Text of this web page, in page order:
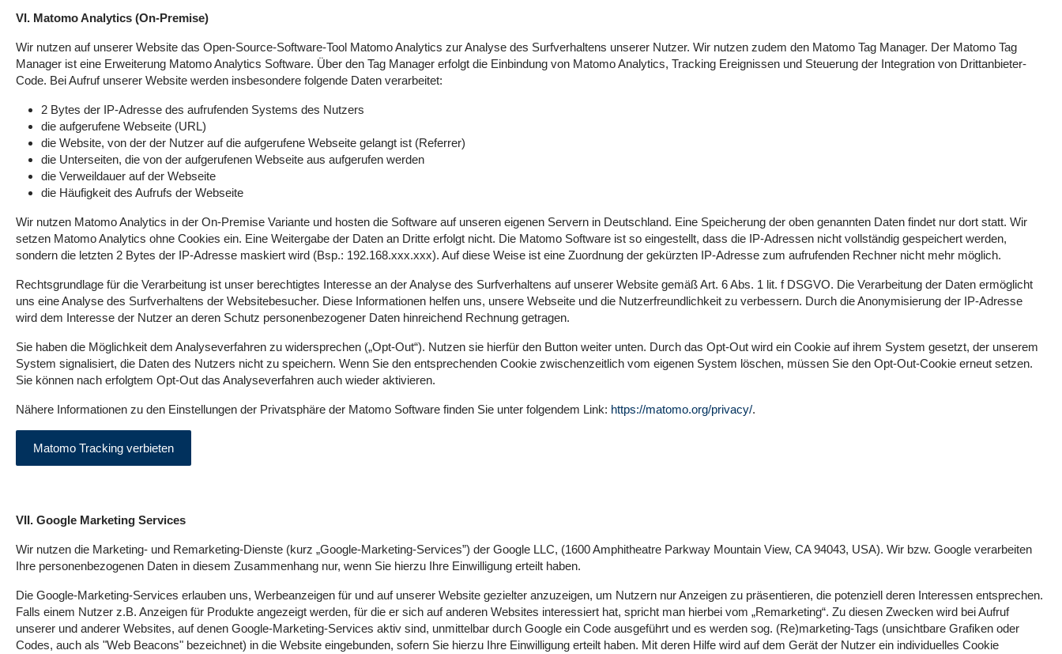
VI. Matomo Analytics (On-Premise)
Wir nutzen auf unserer Website das Open-Source-Software-Tool Matomo Analytics zur Analyse des Surfverhaltens unserer Nutzer. Wir nutzen zudem den Matomo Tag Manager. Der Matomo Tag
Manager ist eine Erweiterung Matomo Analytics Software. Über den Tag Manager erfolgt die Einbindung von Matomo Analytics, Tracking Ereignissen und Steuerung der Integration von Drittanbieter-
Code. Bei Aufruf unserer Website werden insbesondere folgende Daten verarbeitet:
2 Bytes der IP-Adresse des aufrufenden Systems des Nutzers
die aufgerufene Webseite (URL)
die Website, von der der Nutzer auf die aufgerufene Webseite gelangt ist (Referrer)
die Unterseiten, die von der aufgerufenen Webseite aus aufgerufen werden
die Verweildauer auf der Webseite
die Häufigkeit des Aufrufs der Webseite
Wir nutzen Matomo Analytics in der On-Premise Variante und hosten die Software auf unseren eigenen Servern in Deutschland. Eine Speicherung der oben genannten Daten findet nur dort statt. Wir
setzen Matomo Analytics ohne Cookies ein. Eine Weitergabe der Daten an Dritte erfolgt nicht. Die Matomo Software ist so eingestellt, dass die IP-Adressen nicht vollständig gespeichert werden,
sondern die letzten 2 Bytes der IP-Adresse maskiert wird (Bsp.: 192.168.xxx.xxx). Auf diese Weise ist eine Zuordnung der gekürzten IP-Adresse zum aufrufenden Rechner nicht mehr möglich.
Rechtsgrundlage für die Verarbeitung ist unser berechtigtes Interesse an der Analyse des Surfverhaltens auf unserer Website gemäß Art. 6 Abs. 1 lit. f DSGVO. Die Verarbeitung der Daten ermöglicht
uns eine Analyse des Surfverhaltens der Websitebesucher. Diese Informationen helfen uns, unsere Webseite und die Nutzerfreundlichkeit zu verbessern. Durch die Anonymisierung der IP-Adresse
wird dem Interesse der Nutzer an deren Schutz personenbezogener Daten hinreichend Rechnung getragen.
Sie haben die Möglichkeit dem Analyseverfahren zu widersprechen („Opt-Out“). Nutzen sie hierfür den Button weiter unten. Durch das Opt-Out wird ein Cookie auf ihrem System gesetzt, der unserem
System signalisiert, die Daten des Nutzers nicht zu speichern. Wenn Sie den entsprechenden Cookie zwischenzeitlich vom eigenen System löschen, müssen Sie den Opt-Out-Cookie erneut setzen.
Sie können nach erfolgtem Opt-Out das Analyseverfahren auch wieder aktivieren.
Nähere Informationen zu den Einstellungen der Privatsphäre der Matomo Software finden Sie unter folgendem Link: https://matomo.org/privacy/.
Matomo Tracking verbieten
VII. Google Marketing Services
Wir nutzen die Marketing- und Remarketing-Dienste (kurz „Google-Marketing-Services”) der Google LLC, (1600 Amphitheatre Parkway Mountain View, CA 94043, USA). Wir bzw. Google verarbeiten
Ihre personenbezogenen Daten in diesem Zusammenhang nur, wenn Sie hierzu Ihre Einwilligung erteilt haben.
Die Google-Marketing-Services erlauben uns, Werbeanzeigen für und auf unserer Website gezielter anzuzeigen, um Nutzern nur Anzeigen zu präsentieren, die potenziell deren Interessen entsprechen.
Falls einem Nutzer z.B. Anzeigen für Produkte angezeigt werden, für die er sich auf anderen Websites interessiert hat, spricht man hierbei vom „Remarketing“. Zu diesen Zwecken wird bei Aufruf
unserer und anderer Websites, auf denen Google-Marketing-Services aktiv sind, unmittelbar durch Google ein Code ausgeführt und es werden sog. (Re)marketing-Tags (unsichtbare Grafiken oder
Codes, auch als "Web Beacons" bezeichnet) in die Website eingebunden, sofern Sie hierzu Ihre Einwilligung erteilt haben. Mit deren Hilfe wird auf dem Gerät der Nutzer ein individuelles Cookie